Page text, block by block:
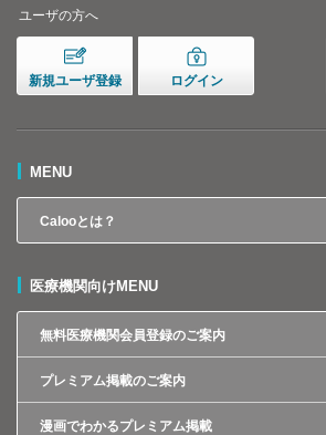
ユーザの方へ
新規ユーザ登録 ログイン
MENU
Calooとは？
医療機関向けMENU
無料医療機関会員登録のご案内
プレミアム掲載のご案内
漫画でわかるプレミアム掲載